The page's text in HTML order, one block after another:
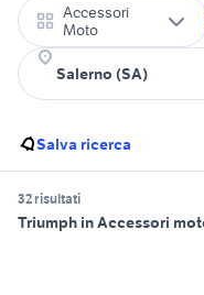
Accessori
Moto
Salva ricerca
32 risultati
Triumph in Accessori